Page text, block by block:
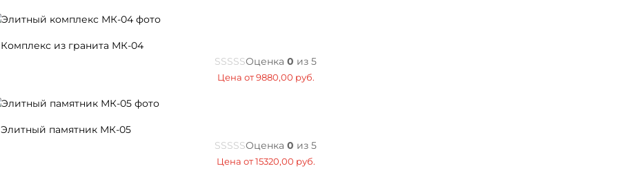
Комплекс из гранита МК-04
Оценка0 из 5
Цена от9880,00 руб.
Элитный памятник МК-05
Оценка0 из 5
Цена от15320,00 руб.